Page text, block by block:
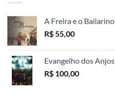
A Freira e o Bailarino
R$55,00
Evangelho dos Anjos
R$ 100,00